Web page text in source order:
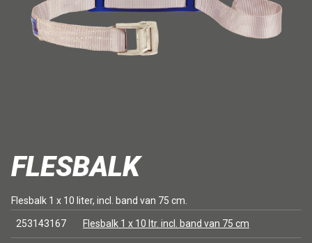
FLESBALK
Flesbalk 1 x 10 liter, incl. band van 75 cm.
253143167 Flesbalk 1 x 10 ltr. incl. band van 75 cm